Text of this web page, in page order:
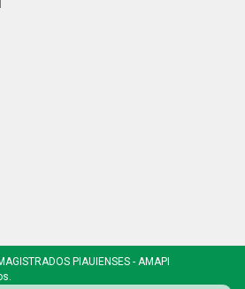
PIAUIENSES - AMAPI